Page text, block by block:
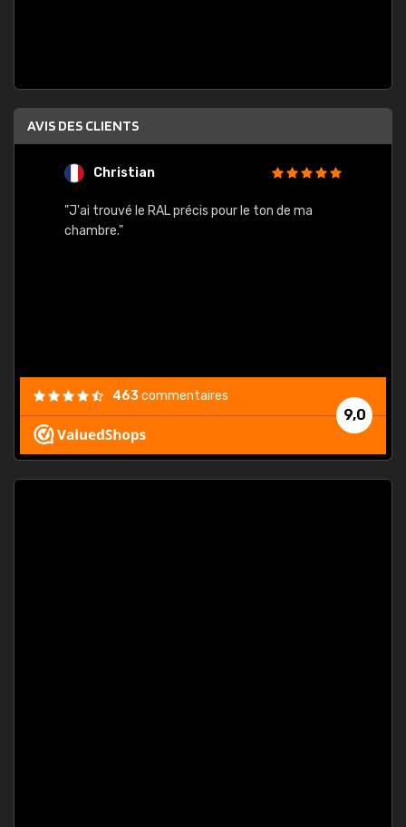
AVIS DES CLIENTS
Christian
"J'ai trouvé le RAL précis pour le ton de ma
chambre."
9,0
463commentaires